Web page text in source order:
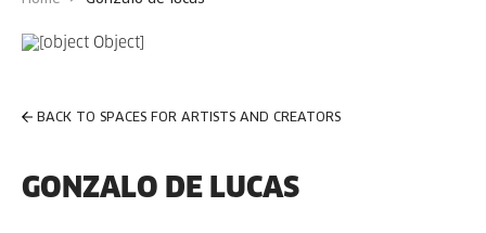
BACK TO SPACES FOR ARTISTS AND CREATORS
GONZALO DE LUCAS